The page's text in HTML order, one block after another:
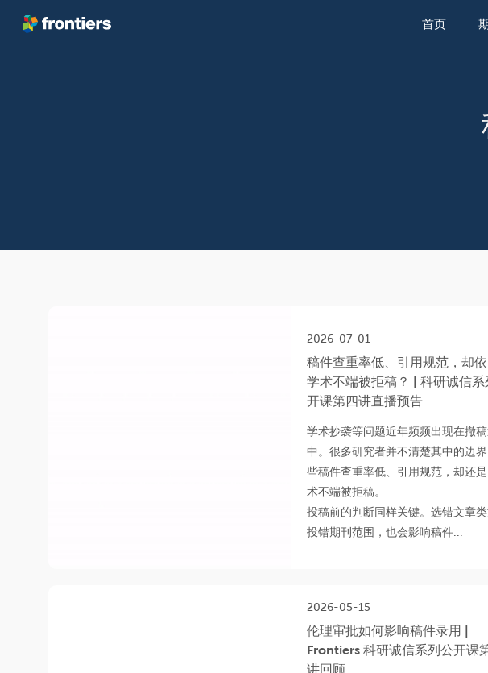
首页
2026-07-01
稿件查重率低、引用规范，却
学术不端被拒稿？ | 科研诚信系
开课第四讲直播预告
学术抄袭等问题近年频频出现在撤
中。很多研究者并不清楚其中的边
些稿件查重率低、引用规范，却还
术不端被拒稿。
投稿前的判断同样关键。选错文章类
投错期刊范围，也会影响稿件...
2026-05-15
伦理审批如何影响稿件录用 |
Frontiers 科研诚信系列公开课
讲回顾